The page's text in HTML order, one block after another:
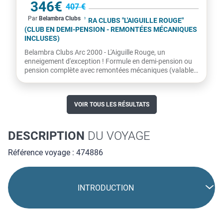
346€ 407 €
par personne
Par Belambra Clubs
ARC 2000 - BELAMBRA CLUBS "L'AIGUILLE ROUGE"
(CLUB EN DEMI-PENSION - REMONTÉES MÉCANIQUES
INCLUSES)
Belambra Clubs Arc 2000 - L'Aiguille Rouge, un
enneigement d'exception ! Formule en demi-pension ou
pension complète avec remontées mécaniques (valables
VOIR TOUS LES RÉSULTATS
DESCRIPTION DU VOYAGE
Référence voyage : 474886
INTRODUCTION